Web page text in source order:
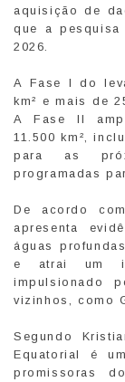
aquisição de
que a
2026.
A Fase I do
km² e mais de
A Fase II
11.500 km²,
para as
programadas
De acordo
apresenta
águas
e atrai um
impulsionado
vizinhos, como
Segundo
Equatorial é
promissoras